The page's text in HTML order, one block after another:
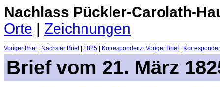
Nachlass Pückler-Carolath-
Orte | Zeichnungen
Voriger Brief| Nächster Brief| 1825 Korrespondenz: Voriger Brief|
Brief vom 21. März